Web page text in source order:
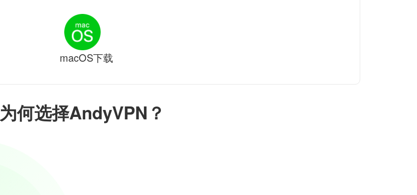
为何选择AndyVPN？
macOS下载